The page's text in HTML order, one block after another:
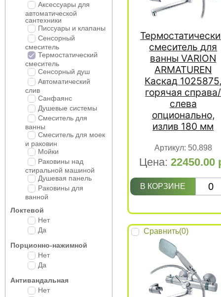
Аксессуары для
автоматической
сантехники
Писсуары и клапаны
Сенсорный
смеситель
Термостатический
смеситель
Сенсорный душ
Автоматический
слив
Санфаянс
Душевые системы
Смеситель для
ванны
Смеситель для моек
и раковин
Мойки
Раковины над
стиральной машиной
Душевая панель
Раковины для
ванной
Локтевой
Нет
Да
Порционно-нажимной
Нет
Да
Антивандальная
Нет
смеситель для
ванны VARION
ARMATUREN
Каскад
горячая справа/
слева
опционально,
излив 180 мм
Артикул: 50.898
Цена: 22450.00
В КОРЗИНЕ
Сравнить(0)